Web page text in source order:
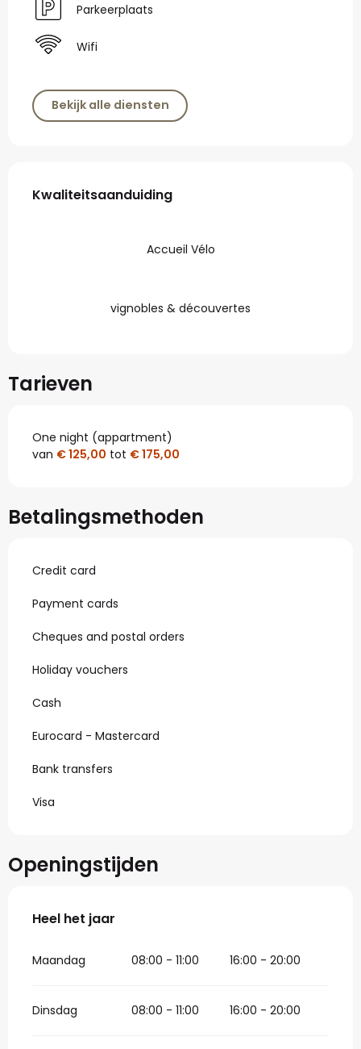
Parkeerplaats
Wifi
Bekijk alle diensten
Dienstverlening
Kwaliteitsaanduiding
Kwaliteitsaanduiding
Accueil Vélo
vignobles & découvertes
Tarieven
One night (appartment)
van € 125,00 tot € 175,00
Betalingsmethoden
Credit card
Payment cards
Cheques and postal orders
Holiday vouchers
Cash
Eurocard - Mastercard
Bank transfers
Visa
Openingstijden
Heel het jaar
Heel het jaar
Maandag 08:00 - 11:00 16:00 - 20:00
Dinsdag 08:00 - 11:00 16:00 - 20:00